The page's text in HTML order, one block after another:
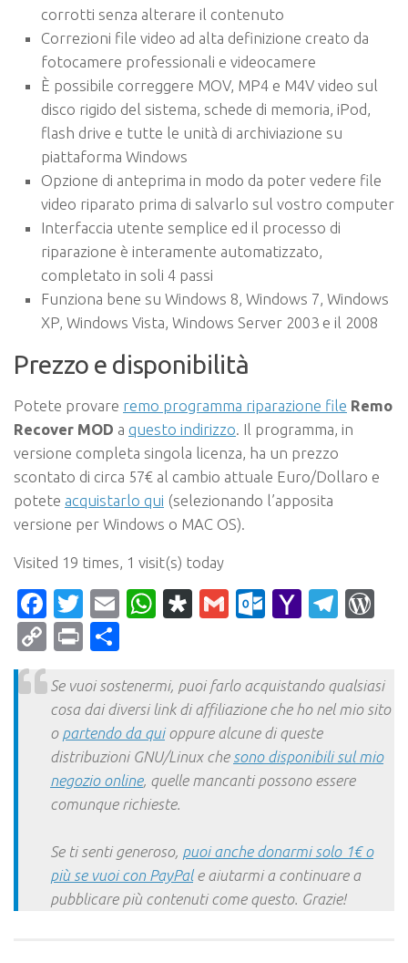
corrotti senza alterare il contenuto
Correzioni file video ad alta definizione creato da
fotocamere professionali e videocamere
È possibile correggere MOV, MP4 e M4V video sul
disco rigido del sistema, schede di memoria, iPod,
flash drive e tutte le unità di archiviazione su
piattaforma Windows
Opzione di anteprima in modo da poter vedere file
video riparato prima di salvarlo sul vostro computer
Interfaccia utente semplice ed il processo di
riparazione è interamente automatizzato,
completato in soli 4 passi
Funziona bene su Windows 8, Windows 7, Windows
XP, Windows Vista, Windows Server 2003 e il 2008
Prezzo e disponibilità
Potete provare remo programma riparazione file Remo
Recover MOD a questo indirizzo . Il programma, in
versione completa singola licenza, ha un prezzo
scontato di circa 57€ al cambio attuale Euro/Dollaro e
potete acquistarlo qui (selezionando l’apposita
versione per Windows o MAC OS).
Visited 19 times, 1 visit(s) today
Facebook
Twitter
EmailWhatsApp
Diaspora
Gmail Yahoo
CopyPrint
Se vuoi sostenermi, puoi farlo acquistando qualsiasi
cosa dai diversi link di affiliazione che ho nel mio sito
o partendo da quioppure alcune di queste
distribuzioni GNU/Linux che sono disponibili sul mio
negozio online, quelle mancanti possono essere
comunque richieste.
Se ti senti generoso, puoi anche donarmi solo 1€ o
più se vuoi con PayPale aiutarmi a continuare a
pubblicare più contenuti come questo. Grazie!